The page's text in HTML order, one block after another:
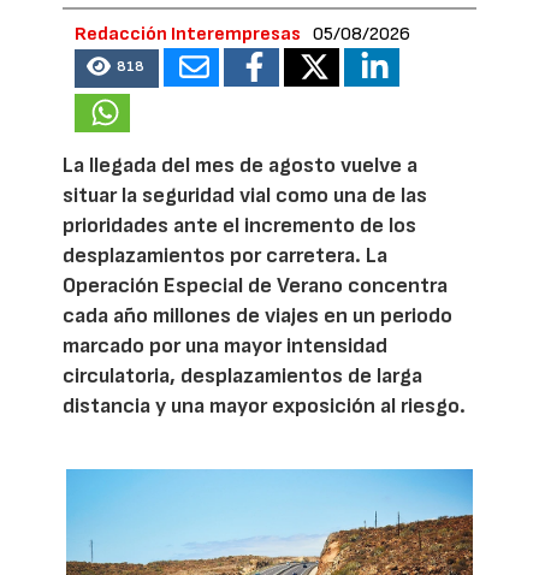
Redacción Interempresas 05/08/2026
818
La llegada del mes de agosto vuelve a
situar la seguridad vial como una de las
prioridades ante el incremento de los
desplazamientos por carretera. La
Operación Especial de Verano concentra
cada año millones de viajes en un periodo
marcado por una mayor intensidad
circulatoria, desplazamientos de larga
distancia y una mayor exposición al riesgo.